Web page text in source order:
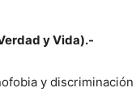
y Vida).-
y